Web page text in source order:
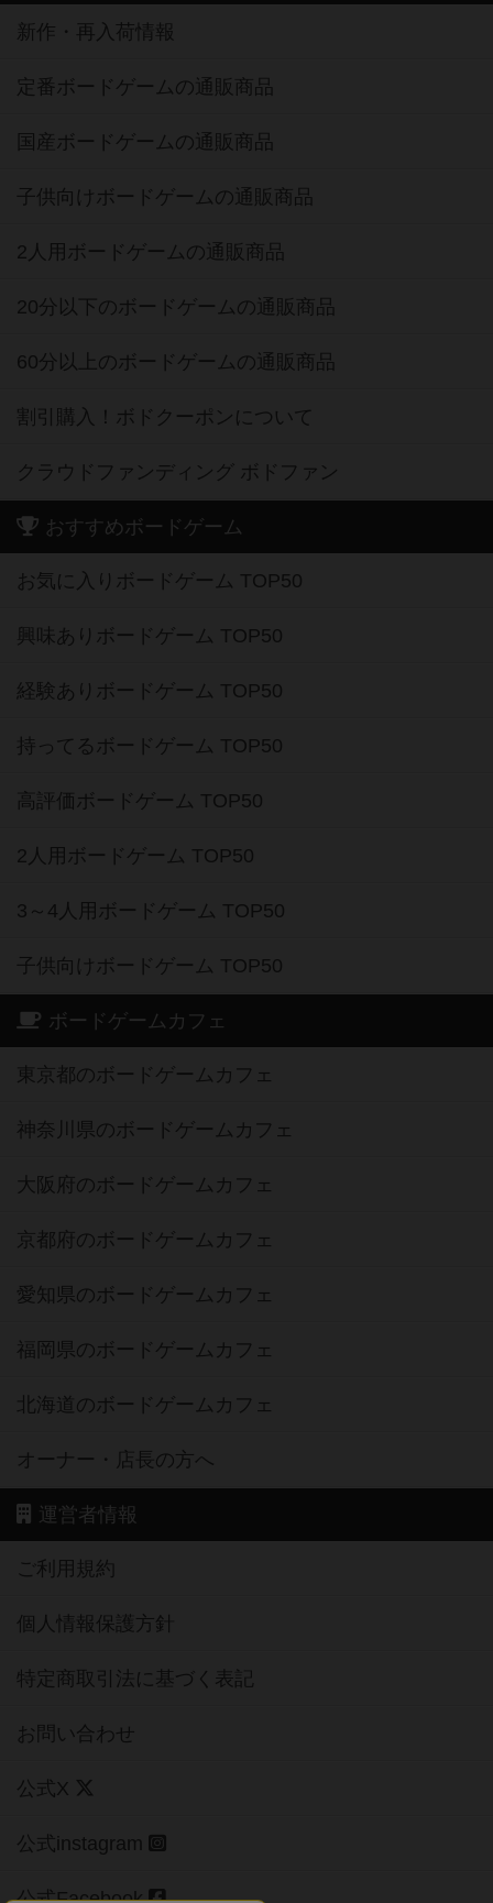
新作・再入荷情報
定番ボードゲームの通販商品
国産ボードゲームの通販商品
子供向けボードゲームの通販商品
2人用ボードゲームの通販商品
20分以下のボードゲームの通販商品
60分以上のボードゲームの通販商品
割引購入！ボドクーポンについて
クラウドファンディング ボドファン
おすすめボードゲーム
お気に入りボードゲーム TOP50
興味ありボードゲーム TOP50
経験ありボードゲーム TOP50
持ってるボードゲーム TOP50
高評価ボードゲーム TOP50
2人用ボードゲーム TOP50
3～4人用ボードゲーム TOP50
子供向けボードゲーム TOP50
ボードゲームカフェ
東京都のボードゲームカフェ
神奈川県のボードゲームカフェ
大阪府のボードゲームカフェ
京都府のボードゲームカフェ
愛知県のボードゲームカフェ
福岡県のボードゲームカフェ
北海道のボードゲームカフェ
オーナー・店長の方へ
運営者情報
ご利用規約
個人情報保護方針
特定商取引法に基づく表記
お問い合わせ
公式X
公式instagram